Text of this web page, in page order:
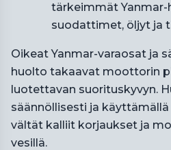
tärkeimmät
suodattimet, öljyt ja
Oikeat Yanmar-varaosat ja
huolto takaavat moottorin
luotettavan suorituskyvyn.
säännöllisesti ja
vältät kalliit korjaukset ja
vesillä.